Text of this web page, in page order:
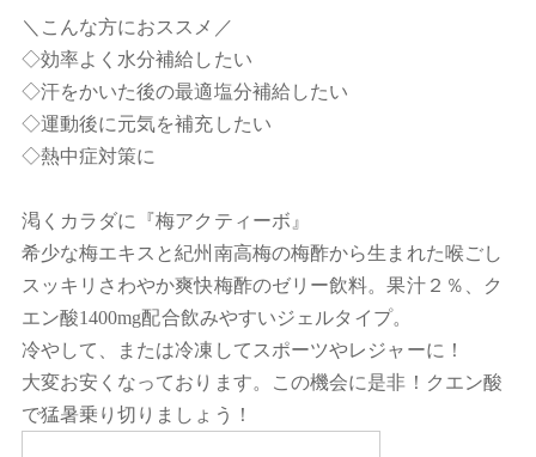
＼こんな方におススメ／
◇効率よく水分補給したい
◇汗をかいた後の最適塩分補給したい
◇運動後に元気を補充したい
◇熱中症対策に
渇くカラダに『梅アクティーボ』
希少な梅エキスと紀州南高梅の梅酢から生まれた喉ごし
スッキリさわやか爽快梅酢のゼリー飲料。果汁２％、ク
エン酸1400mg配合飲みやすいジェルタイプ。
冷やして、または冷凍してスポーツやレジャーに！
大変お安くなっております。この機会に是非！クエン酸
で猛暑乗り切りましょう！